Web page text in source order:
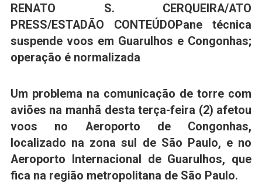
RENATO S. CERQUEIRA/ATO
PRESS/ESTADÃO CONTEÚDOPane técnica
suspende voos em Guarulhos e Congonhas;
operação é normalizada
Um problema na comunicação de torre com
aviões na manhã desta terça-feira (2) afetou
voos no Aeroporto de Congonhas,
localizado na zona sul de São Paulo, e no
Aeroporto Internacional de Guarulhos, que
fica na região metropolitana de São Paulo.